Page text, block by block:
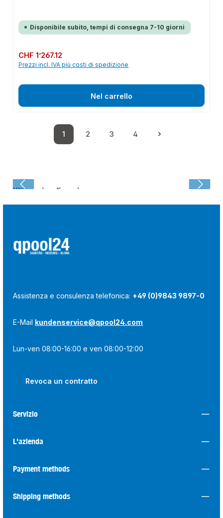
Disponibile subito, tempi di consegna 7-10 giorni
Prezzo normale:
CHF 1’267.12
Prezzi incl. IVA più costi di spedizione
Nel carrello
Pagina
1
Pagina
2
Pagina
3
Pagina
4
Ultima visualizzazione:
Assistenza e consulenza telefonica: +49 (0)9843 9897-0
E-Mail kundenservice@qpool24.com
Lun-ven 08:00-16:00 e ven 08:00-12:00
Revoca un contratto
Servizio
L'azienda
Payment methods
Shipping methods